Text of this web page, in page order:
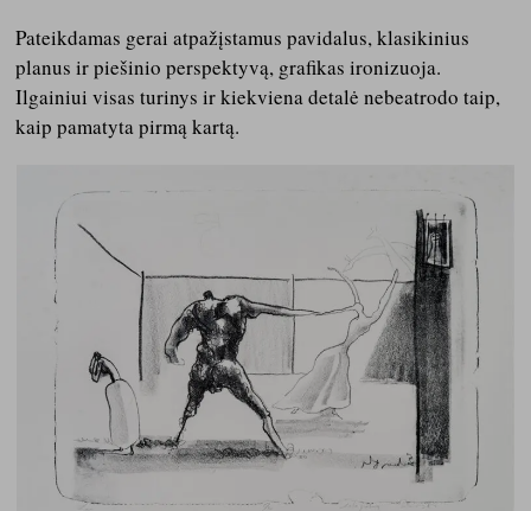
Pateikdamas gerai atpažįstamus pavidalus, klasikinius
planus ir piešinio perspektyvą, grafikas ironizuoja.
Ilgainiui visas turinys ir kiekviena detalė nebeatrodo taip,
kaip pamatyta pirmą kartą.